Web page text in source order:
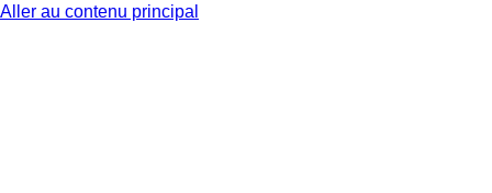
Aller au contenu principal